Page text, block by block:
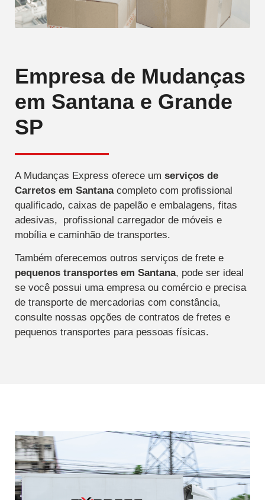
Empresa de Mudanças
em Santana e Grande
SP
A Mudanças Express oferece um serviços de
Carretos em Santanacompleto com profissional
qualificado, caixas de papelão e embalagens, fitas
adesivas, profissional carregador de móveis e
mobília e caminhão de transportes.
Também oferecemos outros serviços de frete e
pequenos transportes em Santana, pode ser ideal
se você possui uma empresa ou comércio e precisa
de transporte de mercadorias com constância,
consulte nossas opções de contratos de fretes e
pequenos transportes para pessoas físicas.